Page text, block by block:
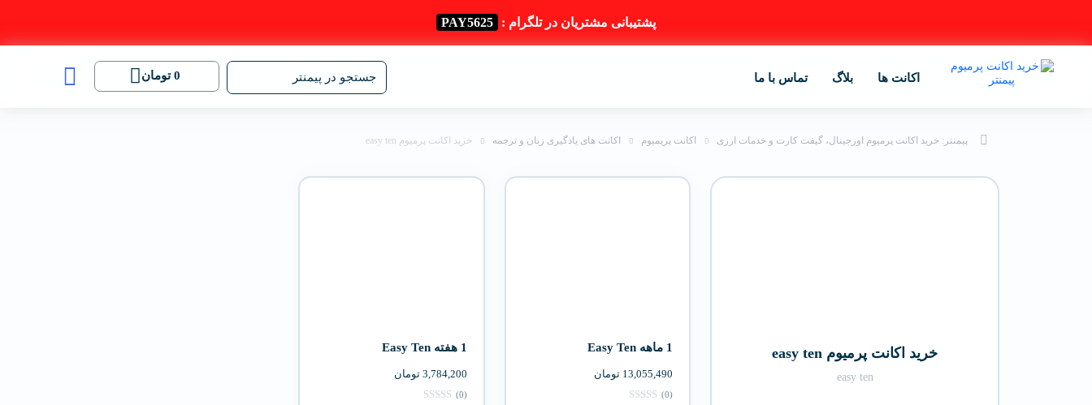
پشتیبانی مشتریان در تلگرام : PAY5625
اکانت ها بلاگ تماس با ما جستجو در پیمنتر 0 تومان
پیمنتر: خرید اکانت پرمیوم اورجینال، گیفت کارت و خدمات ارزی اکانت پریمیوم اکانت های یادگیری زبان و ترجمه خرید اکانت پرمیوم easy ten
خرید اکانت پرمیوم easy ten
easy ten
1 ماهه Easy Ten
13,055,490 تومان
(0)
1 هفته Easy Ten
3,784,200 تومان
(0)